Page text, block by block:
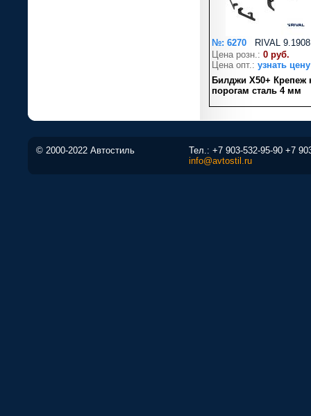
RIVAL
№: 6270
Цена розн.: 0 руб.
Цена опт.: узнать цену
Билджи X50+ Крепеж
порогам сталь 4 мм
© 2000-2022 Автостиль Тел.: +7 903-532-95-90 +7
info@avtostil.ru